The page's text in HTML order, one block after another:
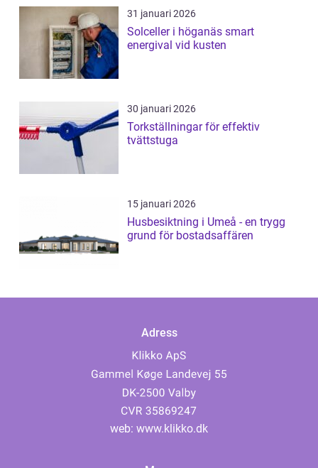
31 januari 2026
Solceller i höganäs smart
energival vid kusten
30 januari 2026
Torkställningar för effektiv
tvättstuga
15 januari 2026
Husbesiktning i Umeå - en trygg
grund för bostadsaffären
Adress
web: www.klikko.dk